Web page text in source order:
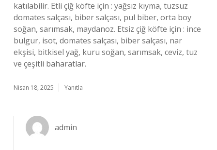
katılabilir. Etli çiğ köfte için : yağsız kıyma, tuzsuz
domates salçası, biber salçası, pul biber, orta boy
soğan, sarımsak, maydanoz. Etsiz çiğ köfte için : ince
bulgur, isot, domates salçası, biber salçası, nar
ekşisi, bitkisel yağ, kuru soğan, sarımsak, ceviz, tuz
ve çeşitli baharatlar.
Nisan 18, 2025 Yanıtla
admin